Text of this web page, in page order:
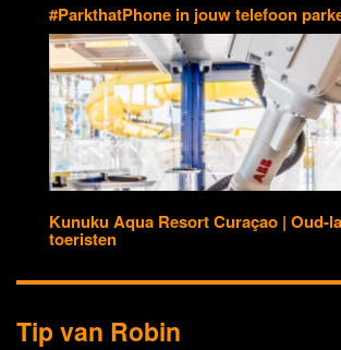
#ParkthatPhone in jouw telefoon
Kunuku Aqua Resort Curaçao | Oud-
toeristen
Tip van Robin